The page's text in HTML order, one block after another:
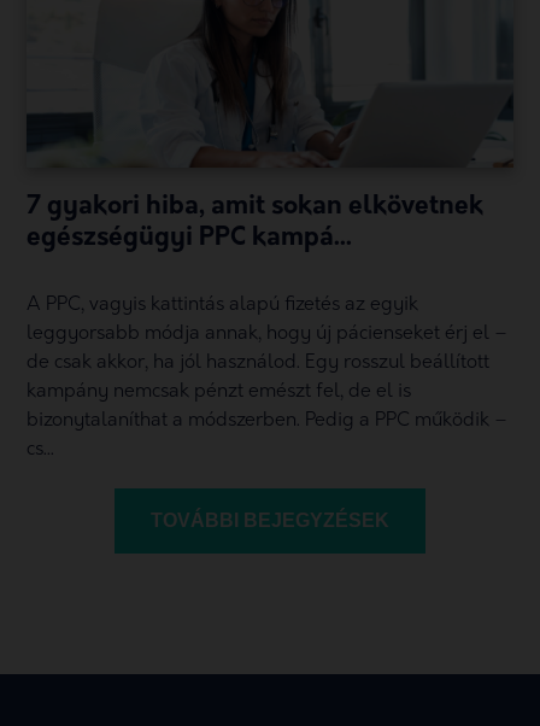
7 gyakori hiba, amit sokan elkövetnek
egészségügyi PPC kampá...
A PPC, vagyis kattintás alapú fizetés az egyik
leggyorsabb módja annak, hogy új pácienseket érj el –
de csak akkor, ha jól használod. Egy rosszul beállított
kampány nemcsak pénzt emészt fel, de el is
bizonytalaníthat a módszerben. Pedig a PPC működik –
cs...
TOVÁBBI BEJEGYZÉSEK